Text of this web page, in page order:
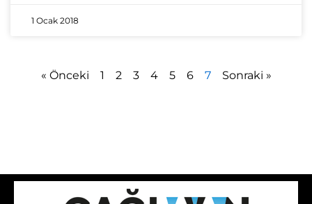
1 Ocak 2018
« Önceki 1 2 3 4 5 6 7 Sonraki »